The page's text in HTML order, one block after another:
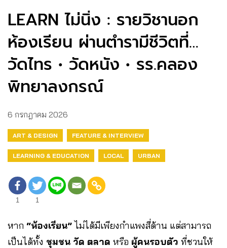
LEARN ไม่นิ่ง : รายวิชานอก
ห้องเรียน ผ่านตำรามีชีวิตที่…
วัดไทร • วัดหนัง • รร.คลอง
พิทยาลงกรณ์
6 กรกฎาคม 2026
ART & DESIGN FEATURE & INTERVIEW
LEARNING & EDUCATION LOCAL URBAN
1 1
หาก “ห้องเรียน” ไม่ได้มีเพียงกำแพงสี่ด้าน แต่สามารถ
เป็นได้ทั้ง ชุมชน วัด ตลาด หรือ ผู้คนรอบตัว ที่ชวนให้